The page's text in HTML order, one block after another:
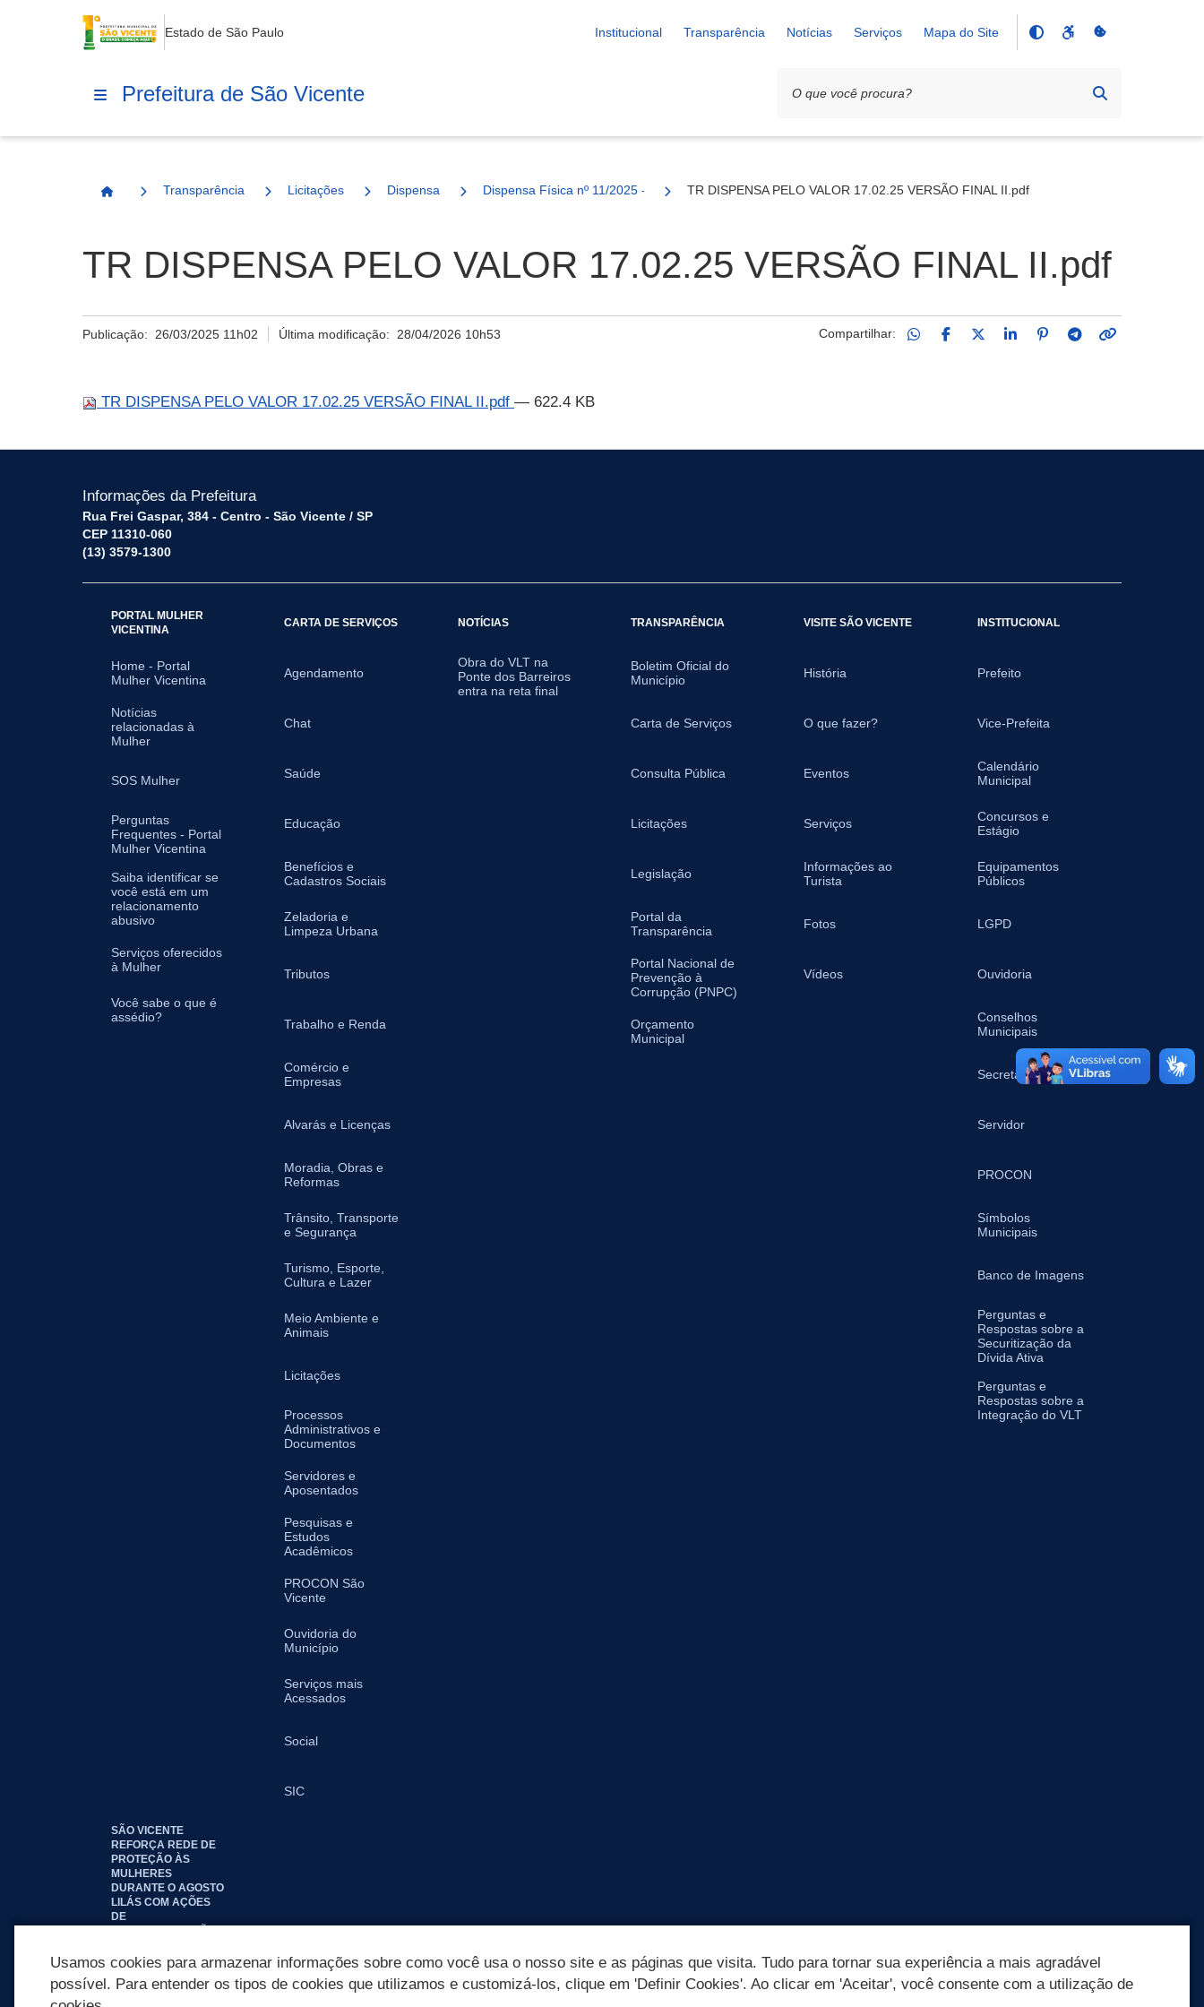
Estado de São Paulo Institucional Transparência Notícias Serviços Mapa do Site
Prefeitura de São Vicente
Página Inicial
Transparência Licitações Dispensa Dispensa Física nº 11/2025 - SESAUTR DISPENSA PELO VALOR 17.02.25 VERSÃO FINAL II.pdf
TR DISPENSA PELO VALOR 17.02.25 VERSÃO FINAL II.pdf
Publicação: 26/03/2025 11h02 Última modificação: 28/04/2026 10h53 Compartilhar:
TR DISPENSA PELO VALOR 17.02.25 VERSÃO FINAL II.pdf — 622.4 KB
Informações da Prefeitura
Rua Frei Gaspar, 384 - Centro - São Vicente / SP
CEP 11310-060
(13) 3579-1300
PORTAL MULHER
VICENTINA
Home - Portal
Mulher Vicentina
Notícias
relacionadas à
Mulher
SOS Mulher
Perguntas
Frequentes - Portal
Mulher Vicentina
Saiba identificar se
você está em um
relacionamento
abusivo
Serviços oferecidos
à Mulher
Você sabe o que é
assédio?
CARTA DE SERVIÇOS
Agendamento
Chat
Saúde
Educação
Benefícios e
Cadastros Sociais
Zeladoria e
Limpeza Urbana
Tributos
Trabalho e Renda
Comércio e
Empresas
Alvarás e Licenças
Moradia, Obras e
Reformas
Trânsito, Transporte
e Segurança
Turismo, Esporte,
Cultura e Lazer
Meio Ambiente e
Animais
Licitações
Processos
Administrativos e
Documentos
Servidores e
Aposentados
Pesquisas e
Estudos
Acadêmicos
PROCON São
Vicente
Ouvidoria do
Município
Serviços mais
Acessados
Social
SIC
NOTÍCIAS
Obra do VLT na
Ponte dos Barreiros
entra na reta final
TRANSPARÊNCIA
Boletim Oficial do
Município
Carta de Serviços
Consulta Pública
Licitações
Legislação
Portal da
Transparência
Portal Nacional de
Prevenção à
Corrupção (PNPC)
Orçamento
Municipal
VISITE SÃO VICENTE
História
O que fazer?
Eventos
Serviços
Informações ao
Turista
Fotos
Vídeos
INSTITUCIONAL
Prefeito
Vice-Prefeita
Calendário
Municipal
Concursos e
Estágio
Equipamentos
Públicos
LGPD
Ouvidoria
Conselhos
Municipais
Secretarias
Servidor
PROCON
Símbolos
Municipais
Banco de Imagens
Perguntas e
Respostas sobre a
Securitização da
Dívida Ativa
Perguntas e
Respostas sobre a
Integração do VLT
SÃO VICENTE
REFORÇA REDE DE
PROTEÇÃO ÀS
MULHERES
DURANTE O AGOSTO
LILÁS COM AÇÕES
DE
Usamos cookies para armazenar informações sobre como você usa o nosso site e as páginas que visita. Tudo para tornar sua experiência a mais agradável
possível. Para entender os tipos de cookies que utilizamos e customizá-los, clique em 'Definir Cookies'. Ao clicar em 'Aceitar', você consente com a utilização de